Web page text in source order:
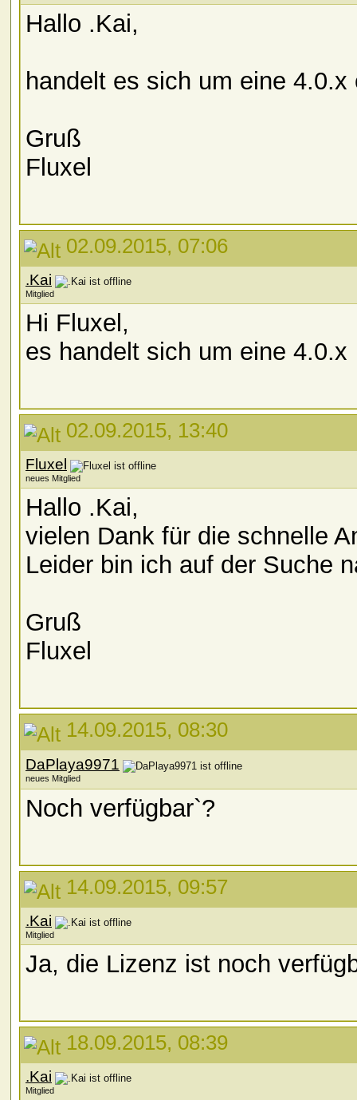
Hallo .Kai,
handelt es sich um eine
Gruß
Fluxel
02.09.2015, 07:06
.Kai
Mitglied
Hi Fluxel,
es handelt sich um eine 4.0.x
02.09.2015, 13:40
Fluxel
neues Mitglied
Hallo .Kai,
vielen Dank für die schnelle
Leider bin ich auf der Suche
Gruß
Fluxel
14.09.2015, 08:30
DaPlaya9971
neues Mitglied
Noch verfügbar`?
14.09.2015, 09:57
.Kai
Mitglied
Ja, die Lizenz ist noch
18.09.2015, 08:39
.Kai
Mitglied